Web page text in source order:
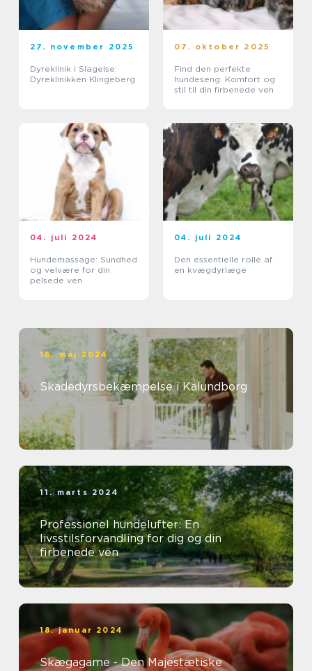
27. november 2025
Dyreklinik i Slagelse:
Dyreklinikken Klingeberg
07. oktober 2025
Find den perfekte
hundeseng: Komfort og
stil til din firbenede ven
04. juli 2024
Hundemassage: Sundhed
og velvære for din
pelsede ven
04. juli 2024
Den essentielle rolle af
en kvægdyrlæge
16. maj 2024
Skadedyrsbekæmpelse i Kalundborg
11. marts 2024
Professionel hundelufter: En
livsstilsforvandling for dig og din
firbenede ven
18. januar 2024
Skægagame - Den Majestætiske